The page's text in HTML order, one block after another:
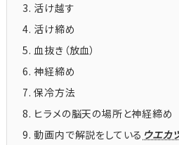
3. 活け越す
4. 活け締め
5. 血抜き（放血）
6. 神経締め
7. 保冷方法
8. ヒラメの脳天の場所と神経締め
9. 動画内で解説をしている ウエカ